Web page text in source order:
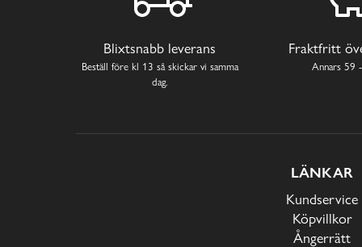
Blixtsnabb leverans
Beställ före kl 13 så skickar vi samma
dag.
Fraktfritt
Annars 59
LÄNKAR
Kundservice
Köpvillkor
Ångerrätt